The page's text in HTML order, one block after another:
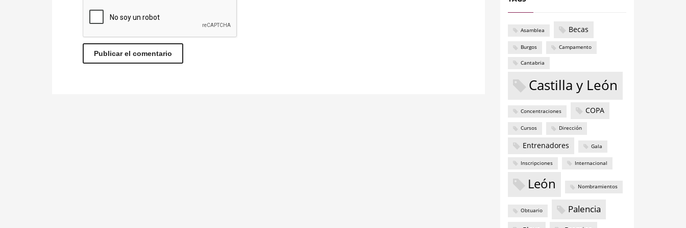
Asamblea Becas
Burgos Campamento
Cantabria
Castilla y León
Concentraciones COPA
Cursos Dirección
Entrenadores Gala
Inscripciones Internacional
León Nombramientos
Obtuario Palencia